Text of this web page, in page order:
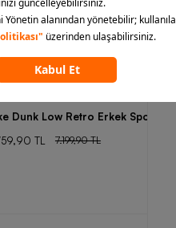
Dunk Low Retro Erkek Spor
TL
7.199,90 TL